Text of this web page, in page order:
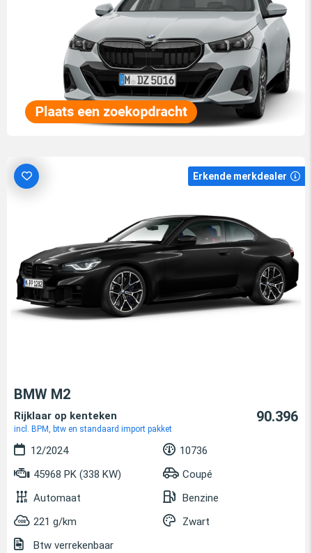
Erkende merkdealer
BMW M2
Rijklaar op kenteken
incl. BPM, btw en standaard import pakket
90.396
12/2024
10736
45968 PK (338 KW)
Coupé
Automaat
Benzine
221 g/km
Zwart
Btw verrekenbaar